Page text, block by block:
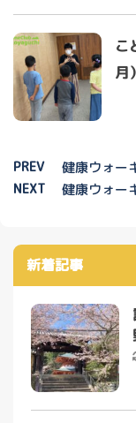
こ
月）
PREV 健康ウォー
NEXT 健康ウォー
新着記事